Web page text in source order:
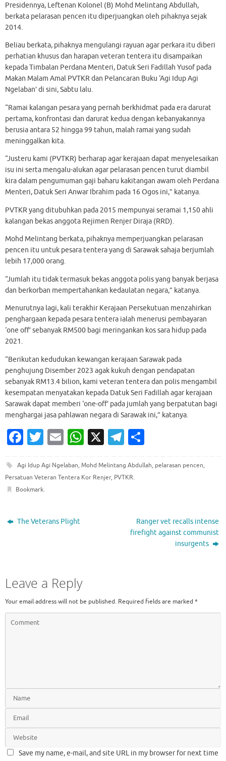
Presidennya, Leftenan Kolonel (B) Mohd Melintang Abdullah,
berkata pelarasan pencen itu diperjuangkan oleh pihaknya sejak
2014.
Beliau berkata, pihaknya mengulangi rayuan agar perkara itu diberi
perhatian khusus dan harapan veteran tentera itu disampaikan
kepada Timbalan Perdana Menteri, Datuk Seri Fadillah Yusof pada
Makan Malam Amal PVTKR dan Pelancaran Buku ‘Agi Idup Agi
Ngelaban’ di sini, Sabtu lalu.
“Ramai kalangan pesara yang pernah berkhidmat pada era darurat
pertama, konfrontasi dan darurat kedua dengan kebanyakannya
berusia antara 52 hingga 99 tahun, malah ramai yang sudah
meninggalkan kita.
“Justeru kami (PVTKR) berharap agar kerajaan dapat menyelesaikan
isu ini serta mengalu-alukan agar pelarasan pencen turut diambil
kira dalam pengumuman gaji baharu kakitangan awam oleh Perdana
Menteri, Datuk Seri Anwar Ibrahim pada 16 Ogos ini,” katanya.
PVTKR yang ditubuhkan pada 2015 mempunyai seramai 1,150 ahli
kalangan bekas anggota Rejimen Renjer Diraja (RRD).
Mohd Melintang berkata, pihaknya memperjuangkan pelarasan
pencen itu untuk pesara tentera yang di Sarawak sahaja berjumlah
lebih 17,000 orang.
“Jumlah itu tidak termasuk bekas anggota polis yang banyak berjasa
dan berkorban mempertahankan kedaulatan negara,” katanya.
Menurutnya lagi, kali terakhir Kerajaan Persekutuan menzahirkan
penghargaan kepada pesara tentera ialah menerusi pembayaran
‘one off’ sebanyak RM500 bagi meringankan kos sara hidup pada
2021.
“Berikutan kedudukan kewangan kerajaan Sarawak pada
penghujung Disember 2023 agak kukuh dengan pendapatan
sebanyak RM13.4 bilion, kami veteran tentera dan polis mengambil
kesempatan menyatakan kepada Datuk Seri Fadillah agar kerajaan
Sarawak dapat memberi ‘one-off’ pada jumlah yang berpatutan bagi
menghargai jasa pahlawan negara di Sarawak ini,” katanya.
Fa
e
b
o
T
it
te
E
ai
l
W
at
s
X T
e
gr
m
ar
Agi Idup Agi Ngelaban, Mohd Melintang Abdullah, pelarasan pencen,
Persatuan Veteran Tentera Kor Renjer, PVTKR.
Bookmark.
The Veterans Plight
Ranger vet recalls intense
firefight against communist
insurgents
Leave a Reply
Your email address will not be published. Required fields are marked *
Save my name, e-mail, and site URL in my browser for next time